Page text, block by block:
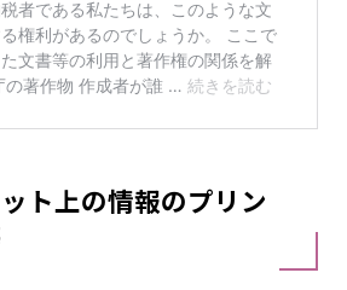
ト上の情報のプリン